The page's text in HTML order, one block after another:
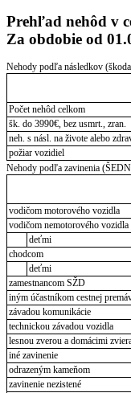
Prehľad nehôd v
Za obdobie od
Nehody podľa následkov
Počet nehôd celkom
šk. do 3990€, bez usmrt., zran.
neh. s násl. na živote alebo
požiar vozidiel
Nehody podľa zavinenia
vodičom motorového vozidla
vodičom nemotorového vozidla
deťmi
chodcom
deťmi
zamestnancom SŽD
iným účastníkom cestnej
závadou komunikácie
technickou závadou vozidla
lesnou zverou a domácimi
iné zavinenie
odrazeným kameňom
zavinenie nezistené